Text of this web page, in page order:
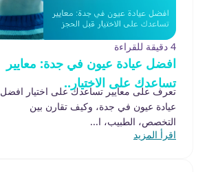
4 دقيقة للقراءة
افضل عيادة عيون في جدة: معايير
تساعدك على الاختيار..
تعرف على معايير تساعدك على اختيار افضل
عيادة عيون في جدة، وكيف تقارن بين
التخصص، الطبيب، ا...
اقرأ المزيد